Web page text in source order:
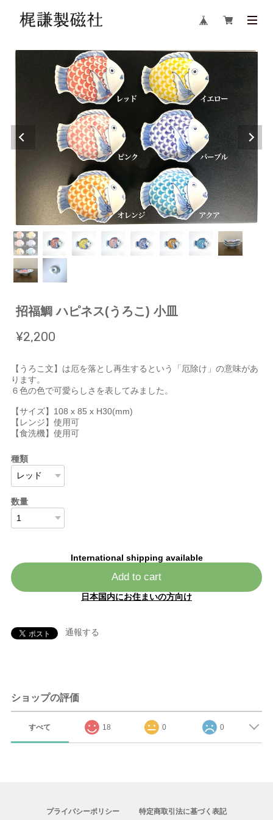
招福鯛 ハピネス(うろこ) 小皿
¥2,200
【うろこ文】は厄を落とし再生するという「厄除け」の意味があ
ります。
６色の色で可愛らしさを表してみました。
【サイズ】108 x 85 x H30(mm)
【レンジ】使用可
【食洗機】使用可
種類
数量
International shipping available
Add to cart
日本国内にお住まいの方向け
通報する
ショップの評価
すべて 18 0 0
プライバシーポリシー 特定商取引法に基づく表記